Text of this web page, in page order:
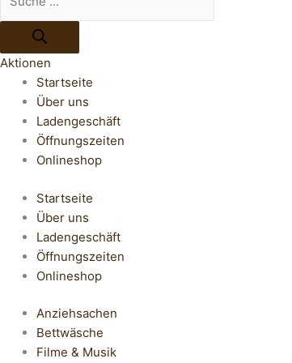
Aktionen
Startseite
Über uns
Ladengeschäft
Öffnungszeiten
Onlineshop
Startseite
Über uns
Ladengeschäft
Öffnungszeiten
Onlineshop
Anziehsachen
Bettwäsche
Filme & Musik